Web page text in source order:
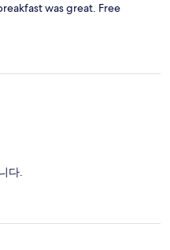
was great. Free
다.